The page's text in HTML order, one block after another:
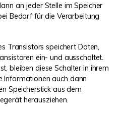
an jeder Stelle im Speicher
Bedarf für die Verarbeitung
Transistors speichert Daten,
ein- und ausschaltet.
bleiben diese Schalter in ihrem
Informationen auch dann
Speicherstick aus dem
herausziehen.